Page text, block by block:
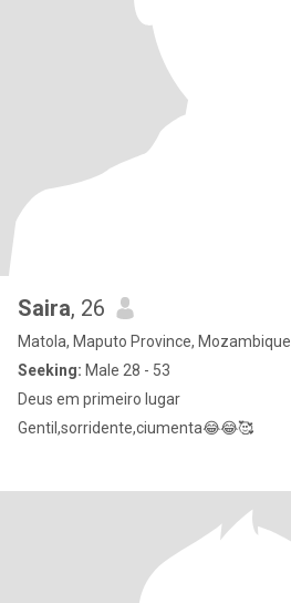
Saira, 26
Matola, Maputo Province, Mozambique
Seeking: Male 28 - 53
Deus em primeiro lugar
Gentil,sorridente,ciumenta😂😂🥰